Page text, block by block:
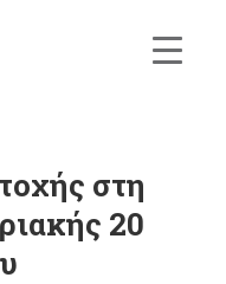
στη
20